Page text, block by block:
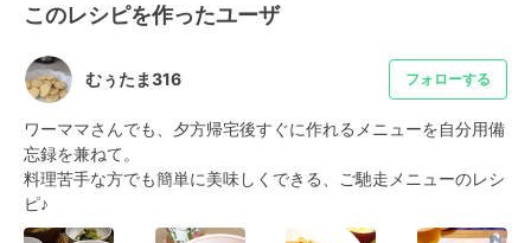
このレシピを作ったユーザ
むぅたま316 フォローする
ワーママさんでも、夕方帰宅後すぐに作れるメニューを自分用備
忘録を兼ねて。
料理苦手な方でも簡単に美味しくできる、ご馳走メニューのレシ
ピ♪